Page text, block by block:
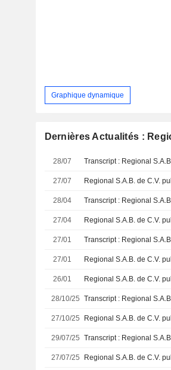
Graphique dynamique
Dernières Actualités :
28/07 Transcript : Regional
27/07
28/04 Transcript : Regional
27/04
27/01 Transcript : Regional
27/01
26/01
28/10/25 Transcript : Regional
27/10/25
29/07/25 Transcript : Regional
27/07/25